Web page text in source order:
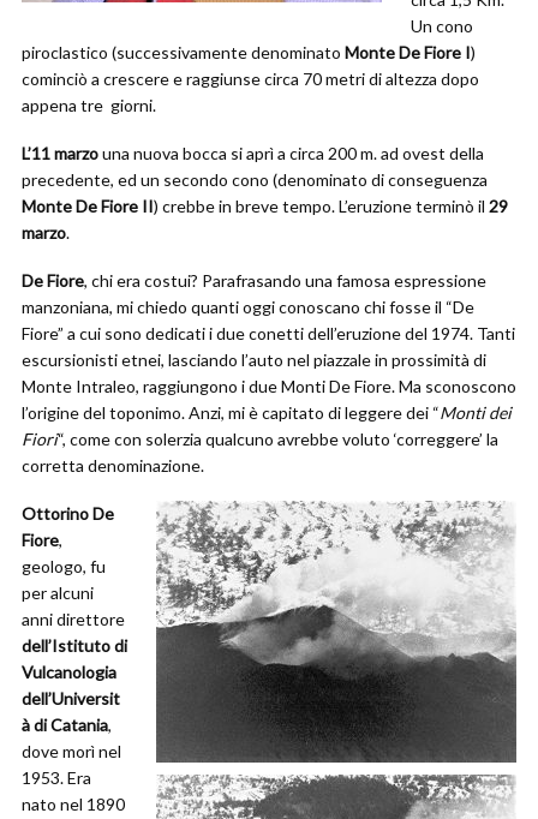
Un cono
piroclastico (successivamente denominato Monte De Fiore I)
cominciò a crescere e raggiunse circa 70 metri di altezza dopo
appena tre giorni.
L’11 marzouna nuova bocca si aprì a circa 200 m. ad ovest della
precedente, ed un secondo cono (denominato di conseguenza
Monte De Fiore II) crebbe in breve tempo. L’eruzione terminò il 29
marzo.
De Fiore, chi era costui? Parafrasando una famosa espressione
manzoniana, mi chiedo quanti oggi conoscano chi fosse il “De
Fiore” a cui sono dedicati i due conetti dell’eruzione del 1974. Tanti
escursionisti etnei, lasciando l’auto nel piazzale in prossimità di
Monte Intraleo, raggiungono i due Monti De Fiore. Ma sconoscono
l’origine del toponimo. Anzi, mi è capitato di leggere dei “Monti dei
Fiori“, come con solerzia qualcuno avrebbe voluto ‘correggere’ la
corretta denominazione.
Ottorino De
Fiore,
geologo, fu
per alcuni
anni direttore
dell’Istitutodi
Vulcanologia
dell’Universit
à di Catania,
dove morì nel
1953. Era
nato nel 1890